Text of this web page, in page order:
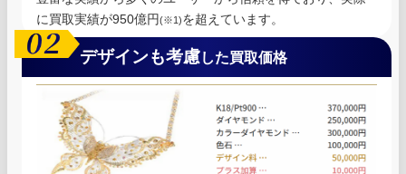
に買取実績が950億円(※1)を超えています。
デザインも考慮した買取価格